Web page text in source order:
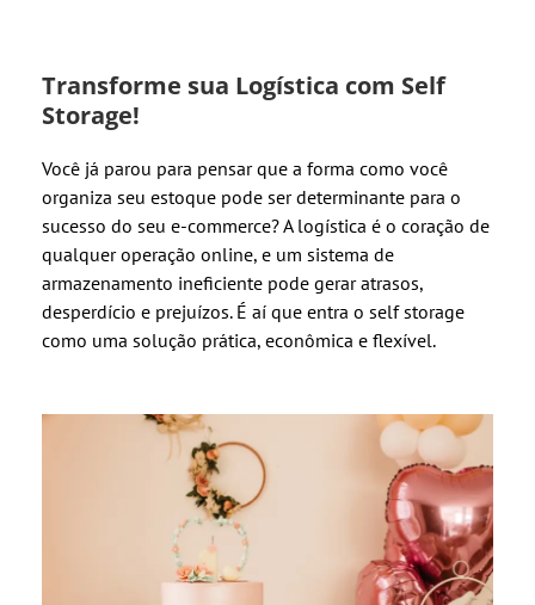
Transforme sua Logística com Self
Storage!
Você já parou para pensar que a forma como você
organiza seu estoque pode ser determinante para o
sucesso do seu e-commerce? A logística é o coração de
qualquer operação online, e um sistema de
armazenamento ineficiente pode gerar atrasos,
desperdício e prejuízos. É aí que entra o self storage
como uma solução prática, econômica e flexível.